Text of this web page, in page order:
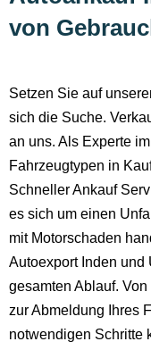
von
Setzen Sie auf
sich die Suche.
an uns. Als Experte
Fahrzeugtypen in
Schneller Ankauf
es sich um einen
mit Motorschaden
Autoexport Inden und
gesamten Ablauf.
zur Abmeldung Ihres
notwendigen Schritte